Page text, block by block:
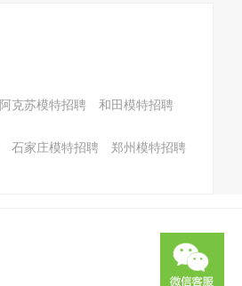
阿克苏模特招聘
和田模特招聘
石家庄模特招聘
郑州模特招聘